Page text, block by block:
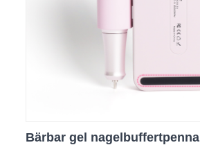
Bärbar gel nagelbuffertpenna